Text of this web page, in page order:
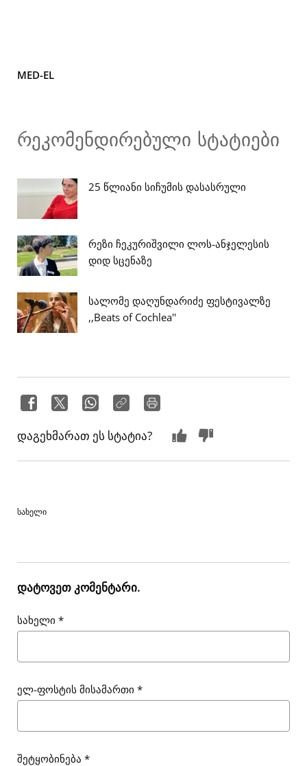
MED-EL
რეკომენდირებული სტატიები
25 წლიანი სიჩუმის დასასრული
რეზი ჩეკურიშვილი ლოს-ანჯელესის
დიდ სცენაზე
სალომე დაღუნდარიძე ფესტივალზე
,,Beats of Cochlea''
დაგეხმარათ ეს სტატია?
სახელი
დატოვეთ კომენტარი.
სახელი *
ელ-ფოსტის მისამართი *
შეტყობინება *